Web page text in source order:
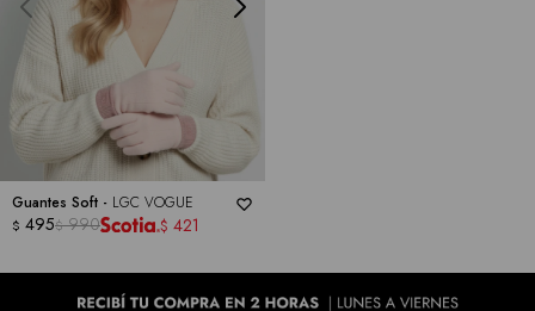
Guantes Soft - LGC VOGUE
$ 495$ 990 $ 421